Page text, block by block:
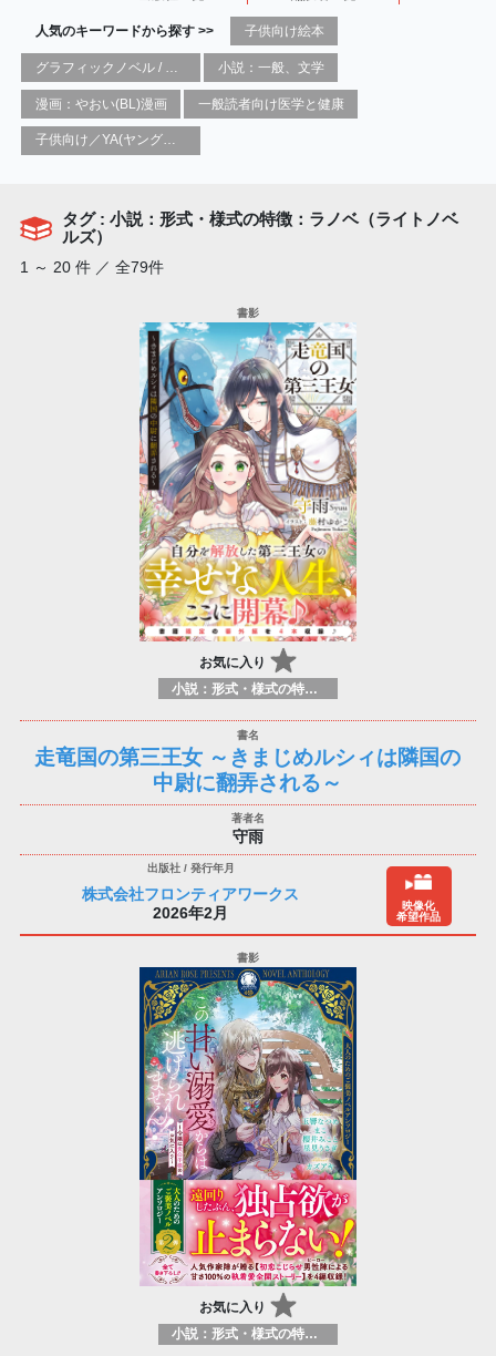
人気のキーワードから探す >> 子供向け絵本
小説：一般、文学
漫画：やおい(BL)漫画 一般読者向け医学と健康
子供向け／YA(ヤングアダルト)向け一般：芸術&芸術家
タグ : 小説：形式・様式の特徴：ラノベ（ライトノベ
ルズ）
1 ～ 20 件 ／ 全79件
お気に入り
小説：形式・様式の特徴：ラノベ（ライトノベルズ）
走竜国の第三王女 ～きまじめルシィは隣国の
中尉に翻弄される～
守雨
株式会社フロンティアワークス
2026年2月
映像化
希望作品
お気に入り
小説：形式・様式の特徴：ラノベ（ライトノベルズ）